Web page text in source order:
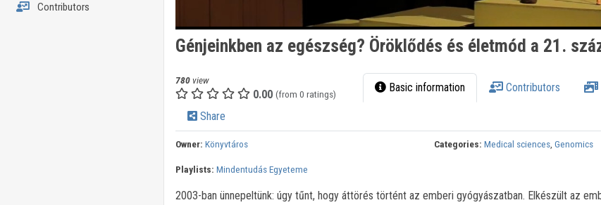
Contributors
Génjeinkben az egészség? Öröklődés és életmód a 21.
780view
0.00 (from 0 ratings) Basic information Contributors
Share
Owner: Könyvtáros Categories: Medical sciences,Genomics
Playlists: Mindentudás Egyeteme
2003-ban ünnepeltünk: úgy tűnt, hogy áttörés történt az emberi gyógyászatban. Elkészült az